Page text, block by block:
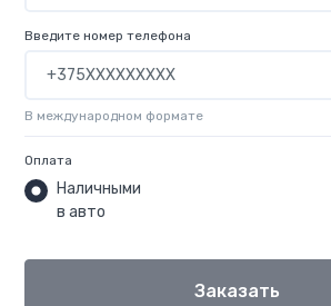
Введите номер телефона
В международном формате
Оплата
Наличными
в авто
Заказать